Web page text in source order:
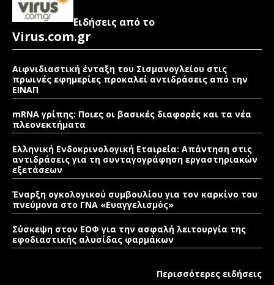
Ειδήσεις από το
Virus.com.gr
Αιφνιδιαστική ένταξη του Σισμανογλείου στις
πρωινές εφημερίες προκαλεί αντιδράσεις από την
ΕΙΝΑΠ
mRNA γρίπης: Ποιες οι βασικές διαφορές και τα νέα
πλεονεκτήματα
Ελληνική Ενδοκρινολογική Εταιρεία: Απάντηση στις
αντιδράσεις για τη συνταγογράφηση εργαστηριακών
εξετάσεων
Έναρξη ογκολογικού συμβουλίου για τον καρκίνο του
πνεύμονα στο ΓΝΑ «Ευαγγελισμός»
Σύσκεψη στον ΕΟΦ για την ασφαλή λειτουργία της
εφοδιαστικής αλυσίδας φαρμάκων
Περισσότερες ειδήσεις